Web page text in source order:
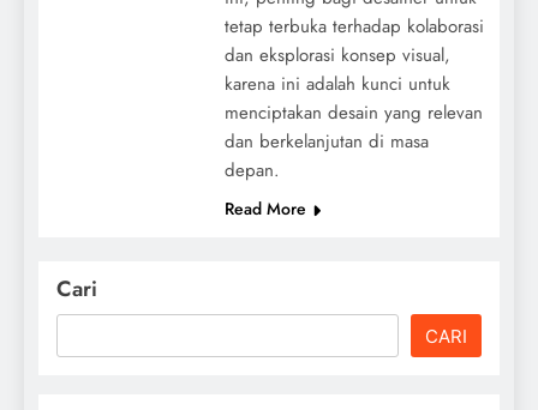
tetap terbuka terhadap kolaborasi
dan eksplorasi konsep visual,
karena ini adalah kunci untuk
menciptakan desain yang relevan
dan berkelanjutan di masa
depan.
Read More
Cari
CARI